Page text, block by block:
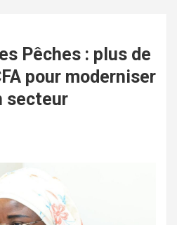
Pêches : plus de
pour moderniser
secteur